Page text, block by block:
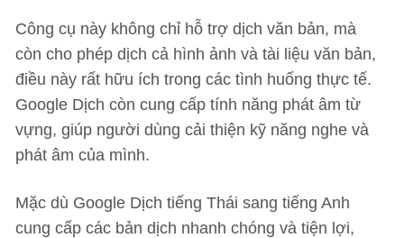
Công cụ này không chỉ hỗ trợ dịch văn bản, mà
còn cho phép dịch cả hình ảnh và tài liệu văn bản,
điều này rất hữu ích trong các tình huống thực tế.
Google Dịch còn cung cấp tính năng phát âm từ
vựng, giúp người dùng cải thiện kỹ năng nghe và
phát âm của mình.
Mặc dù Google Dịch tiếng Thái sang tiếng Anh
cung cấp các bản dịch nhanh chóng và tiện lợi,